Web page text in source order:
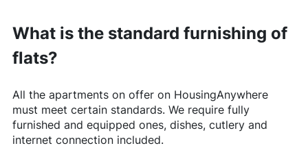
What is the standard furnishing of
flats?
All the apartments on offer on HousingAnywhere
must meet certain standards. We require fully
furnished and equipped ones, dishes, cutlery and
internet connection included.